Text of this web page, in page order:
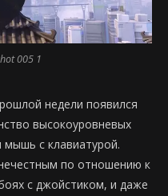
005 1
недели появился
высокоуровневых
мышь с клавиатурой.
по отношению к
с джойстиком, и даже